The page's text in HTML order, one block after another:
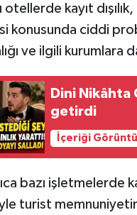
otellerde kayıt
konusunda ciddi
ve ilgili kurumlara
Dini Nikâhta
getirdi
İçeriği
bazı işletmelerde
turist